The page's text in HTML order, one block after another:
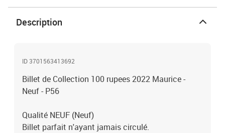
Description
ID 3701563413692
Billet de Collection 100 rupees 2022 Maurice -
Neuf - P56
Qualité NEUF (Neuf)
Billet parfait n'ayant jamais circulé.